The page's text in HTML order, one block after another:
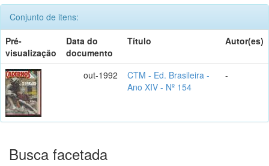
Conjunto de itens:
Pré-
visualização
Data do
documento
Título Autor(es)
out-1992
CTM - Ed. Brasileira -
Ano XIV - Nº 154
-
Busca facetada